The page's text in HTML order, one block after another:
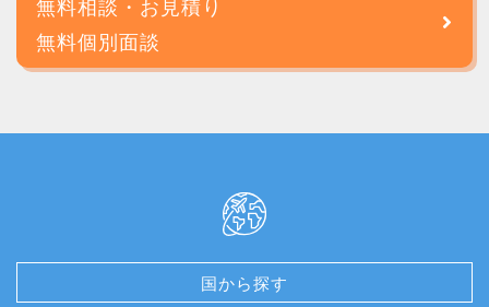
無料個別面談
国から探す